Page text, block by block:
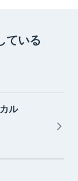
ている
ル